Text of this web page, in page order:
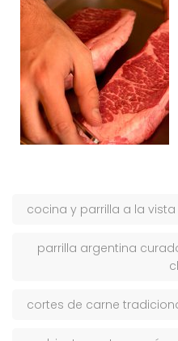
cocina y parrilla a la
parrilla argentina
cortes de carne